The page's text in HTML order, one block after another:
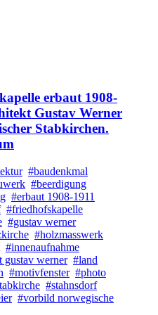
erbaut 1908-
Gustav Werner
Stabkirchen.
#baudenkmal
#beerdigung
#erbaut 1908-1911
#friedhofskapelle
#gustav werner
#holzmasswerk
#innenaufnahme
gustav werner #land
#motivfenster #photo
#stahnsdorf
#vorbild norwegische